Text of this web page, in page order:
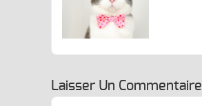
Please Let Me
Laisser Un Commentaire